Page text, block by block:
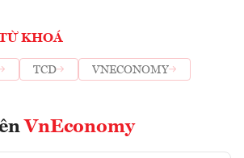
KHOÁ
TCD VNECONOMY
VnEconomy